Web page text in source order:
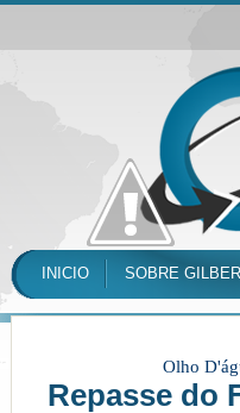
INICIO SOBRE
Olho
Repasse do